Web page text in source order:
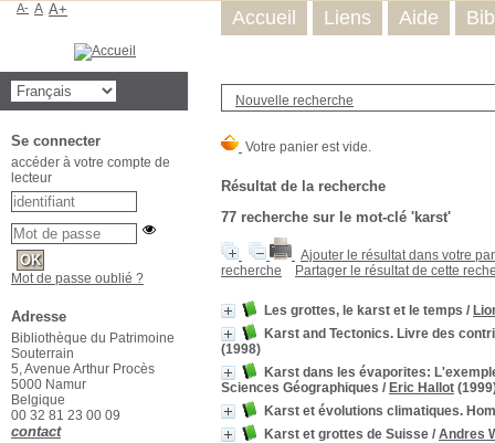
Nouvelle recherche
Résultat de la recherche
77 recherche sur le mot-clé 'karst'
Ajouter le résultat dans votre
recherche
Partager le résultat de cette
Les grottes, le karst et le temps /
Karst and Tectonics. Livre des
(1998)
Karst dans les évaporites:
Sciences Géographiques / Eric Hallot
Karst et évolutions climatiques.
Karst et grottes de Suisse / Andres
Accueil Liens Aide
A- A A+
Se connecter
accéder à votre compte de
lecteur
Mot de passe oublié ?
Adresse
Bibliothèque du Patrimoine
Souterrain
5, Avenue Arthur Procès
5000 Namur
Belgique
00 32 81 23 00 09
contact